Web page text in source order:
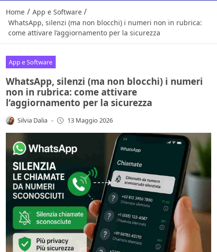
Home / App e Software /
WhatsApp, silenzi (ma non blocchi) i numeri non in rubrica:
come attivare l’aggiornamento per la sicurezza
App e Software
WhatsApp, silenzi (ma non blocchi) i numeri
non in rubrica: come attivare
l’aggiornamento per la sicurezza
Silvia Dalia - 13 Maggio 2026